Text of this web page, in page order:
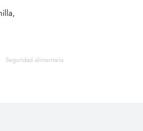
Seguridad alimentaria